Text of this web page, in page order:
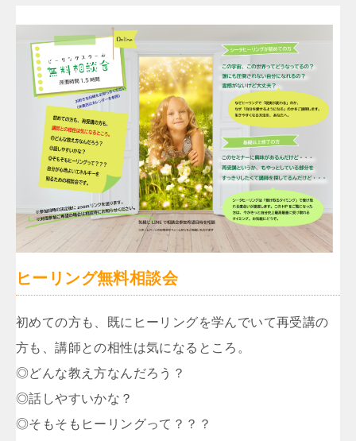
ヒーリング無料相談会
初めての方も、既にヒーリングを学んでいて再受講の
方も、講師との相性は気になるところ。
◎どんな教え方なんだろう？
◎話しやすいかな？
◎そもそもヒーリングって？？？